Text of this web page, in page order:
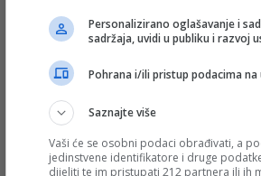
Personalizirano oglašavanje i
sadržaja, uvidi u publiku i razvoj
Pohrana i/ili pristup podacima na
Saznajte više
Vaši će se osobni podaci obrađivati, a
jedinstvene identifikatore i druge
dijeliti te im pristupati 212 partnera ili ih